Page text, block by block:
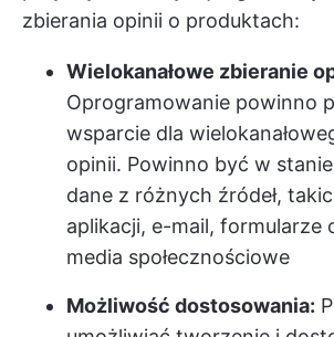
zbierania opinii o produktach:
Wielokanałowe zbieranie
Oprogramowanie powinno
wsparcie dla
opinii. Powinno być w
dane z różnych źródeł,
aplikacji, e-mail, formularze
media społecznościowe
Możliwość dostosowania: